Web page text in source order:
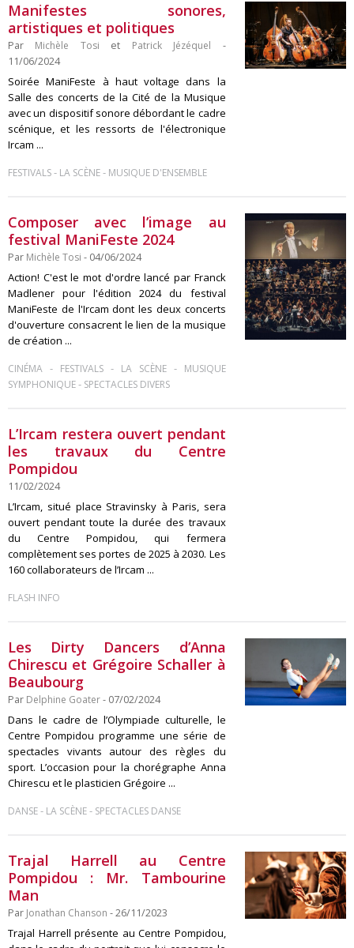
Manifestes sonores,
artistiques et politiques
Par Michèle Tosi et Patrick Jézéquel -
11/06/2024
Soirée ManiFeste à haut voltage dans la
Salle des concerts de la Cité de la Musique
avec un dispositif sonore débordant le cadre
scénique, et les ressorts de l'électronique
Ircam ...
FESTIVALS- LA SCÈNE- MUSIQUE D'ENSEMBLE
Composer avec l’image au
festival ManiFeste 2024
Par Michèle Tosi - 04/06/2024
Action! C'est le mot d'ordre lancé par Franck
Madlener pour l'édition 2024 du festival
ManiFeste de l'Ircam dont les deux concerts
d'ouverture consacrent le lien de la musique
de création ...
CINÉMA - FESTIVALS- LA SCÈNE- MUSIQUE
SYMPHONIQUE- SPECTACLES DIVERS
L’Ircam restera ouvert pendant
les travaux du Centre
Pompidou
11/02/2024
L’Ircam, situé place Stravinsky à Paris, sera
ouvert pendant toute la durée des travaux
du Centre Pompidou, qui fermera
complètement ses portes de 2025 à 2030. Les
160 collaborateurs de l’Ircam ...
FLASH INFO
Les Dirty Dancers d’Anna
Chirescu et Grégoire Schaller à
Beaubourg
Par Delphine Goater- 07/02/2024
Dans le cadre de l’Olympiade culturelle, le
Centre Pompidou programme une série de
spectacles vivants autour des règles du
sport. L’occasion pour la chorégraphe Anna
Chirescu et le plasticien Grégoire ...
DANSE- LA SCÈNE- SPECTACLES DANSE
Trajal Harrell au Centre
Pompidou : Mr. Tambourine
Man
Par Jonathan Chanson - 26/11/2023
Trajal Harrell présente au Centre Pompidou,